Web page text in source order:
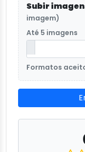
Subir
imagem)
Até 5 imagens
Formatos